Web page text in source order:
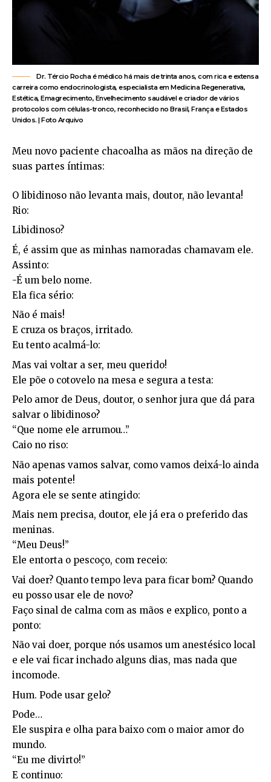
Dr. Tércio Rocha é médico há mais de trinta anos, com rica e extensa
carreira como endocrinologista, especialista em Medicina Regenerativa,
Estética, Emagrecimento, Envelhecimento saudável e criador de vários
protocolos com células-tronco, reconhecido no Brasil, França e Estados
Unidos. | Foto Arquivo
Meu novo paciente chacoalha as mãos na direção de
suas partes íntimas:
O libidinoso não levanta mais, doutor, não levanta!
Rio:
Libidinoso?
É, é assim que as minhas namoradas chamavam ele.
Assinto:
-É um belo nome.
Ela fica sério:
Não é mais!
E cruza os braços, irritado.
Eu tento acalmá-lo:
Mas vai voltar a ser, meu querido!
Ele põe o cotovelo na mesa e segura a testa:
Pelo amor de Deus, doutor, o senhor jura que dá para
salvar o libidinoso?
“Que nome ele arrumou…”
Caio no riso:
Não apenas vamos salvar, como vamos deixá-lo ainda
mais potente!
Agora ele se sente atingido:
Mais nem precisa, doutor, ele já era o preferido das
meninas.
“Meu Deus!”
Ele entorta o pescoço, com receio:
Vai doer? Quanto tempo leva para ficar bom? Quando
eu posso usar ele de novo?
Faço sinal de calma com as mãos e explico, ponto a
ponto:
Não vai doer, porque nós usamos um anestésico local
e ele vai ficar inchado alguns dias, mas nada que
incomode.
Hum. Pode usar gelo?
Pode…
Ele suspira e olha para baixo com o maior amor do
mundo.
“Eu me divirto!”
E continuo: